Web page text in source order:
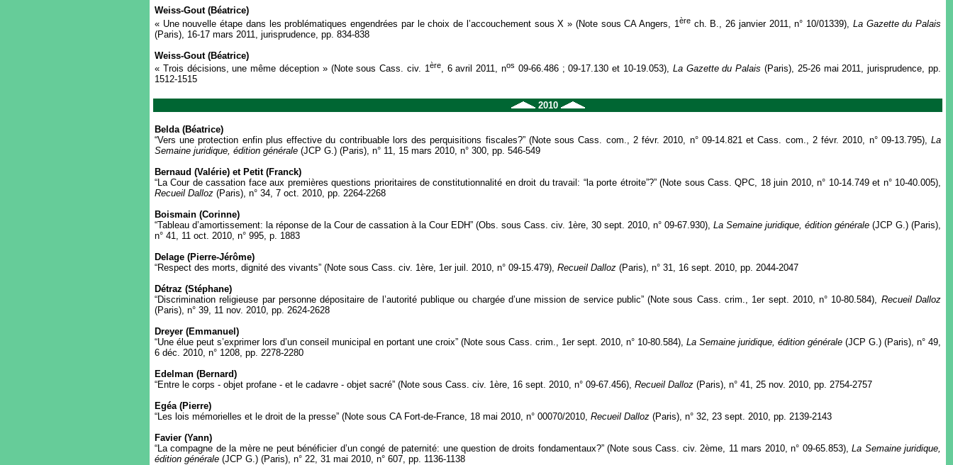
Weiss-Gout (Béatrice)
« Une nouvelle étape dans les problématiques engendrées par le choix de l’accouchement sous X » (Note sous CA Angers, 1èrech. B., 26 janvier 2011, n° 10/01339), La Gazette du Palais
(Paris), 16-17 mars 2011, jurisprudence, pp. 834-838
Weiss-Gout (Béatrice)
« Trois décisions, une même déception » (Note sous Cass. civ. 1ère, 6 avril 2011, nos 09-66.486 ; 09-17.130 et 10-19.053), La Gazette du Palais(Paris), 25-26 mai 2011, jurisprudence, pp.
1512-1515
2010
Belda (Béatrice)
“Vers une protection enfin plus effective du contribuable lors des perquisitions fiscales?” (Note sous Cass. com., 2 févr. 2010, n° 09-14.821 et Cass. com., 2 févr. 2010, n° 09-13.795), La
Semaine juridique, édition générale (JCP G.) (Paris), n° 11, 15 mars 2010, n° 300, pp. 546-549
Bernaud (Valérie) et Petit (Franck)
“La Cour de cassation face aux premières questions prioritaires de constitutionnalité en droit du travail: “la porte étroite”?” (Note sous Cass. QPC, 18 juin 2010, n° 10-14.749 et n° 10-40.005),
Recueil Dalloz (Paris), n° 34, 7 oct. 2010, pp. 2264-2268
Boismain (Corinne)
“Tableau d’amortissement: la réponse de la Cour de cassation à la Cour EDH” (Obs. sous Cass. civ. 1ère, 30 sept. 2010, n° 09-67.930), La Semaine juridique, édition générale (JCP G.) (Paris),
n° 41, 11 oct. 2010, n° 995, p. 1883
Delage (Pierre-Jérôme)
“Respect des morts, dignité des vivants” (Note sous Cass. civ. 1ère, 1er juil. 2010, n° 09-15.479), Recueil Dalloz (Paris), n° 31, 16 sept. 2010, pp. 2044-2047
Détraz (Stéphane)
“Discrimination religieuse par personne dépositaire de l’autorité publique ou chargée d’une mission de service public” (Note sous Cass. crim., 1er sept. 2010, n° 10-80.584), Recueil Dalloz
(Paris), n° 39, 11 nov. 2010, pp. 2624-2628
Dreyer (Emmanuel)
“Une élue peut s’exprimer lors d’un conseil municipal en portant une croix” (Note sous Cass. crim., 1er sept. 2010, n° 10-80.584), La Semaine juridique, édition générale (JCP G.) (Paris), n° 49,
6 déc. 2010, n° 1208, pp. 2278-2280
Edelman (Bernard)
“Entre le corps - objet profane - et le cadavre - objet sacré” (Note sous Cass. civ. 1ère, 16 sept. 2010, n° 09-67.456), Recueil Dalloz (Paris), n° 41, 25 nov. 2010, pp. 2754-2757
Egéa (Pierre)
“Les lois mémorielles et le droit de la presse” (Note sous CA Fort-de-France, 18 mai 2010, n° 00070/2010, Recueil Dalloz (Paris), n° 32, 23 sept. 2010, pp. 2139-2143
Favier (Yann)
“La compagne de la mère ne peut bénéficier d’un congé de paternité: une question de droits fondamentaux?” (Note sous Cass. civ. 2ème, 11 mars 2010, n° 09-65.853),La Semaine juridique,
édition générale (JCP G.) (Paris), n° 22, 31 mai 2010, n° 607, pp. 1136-1138